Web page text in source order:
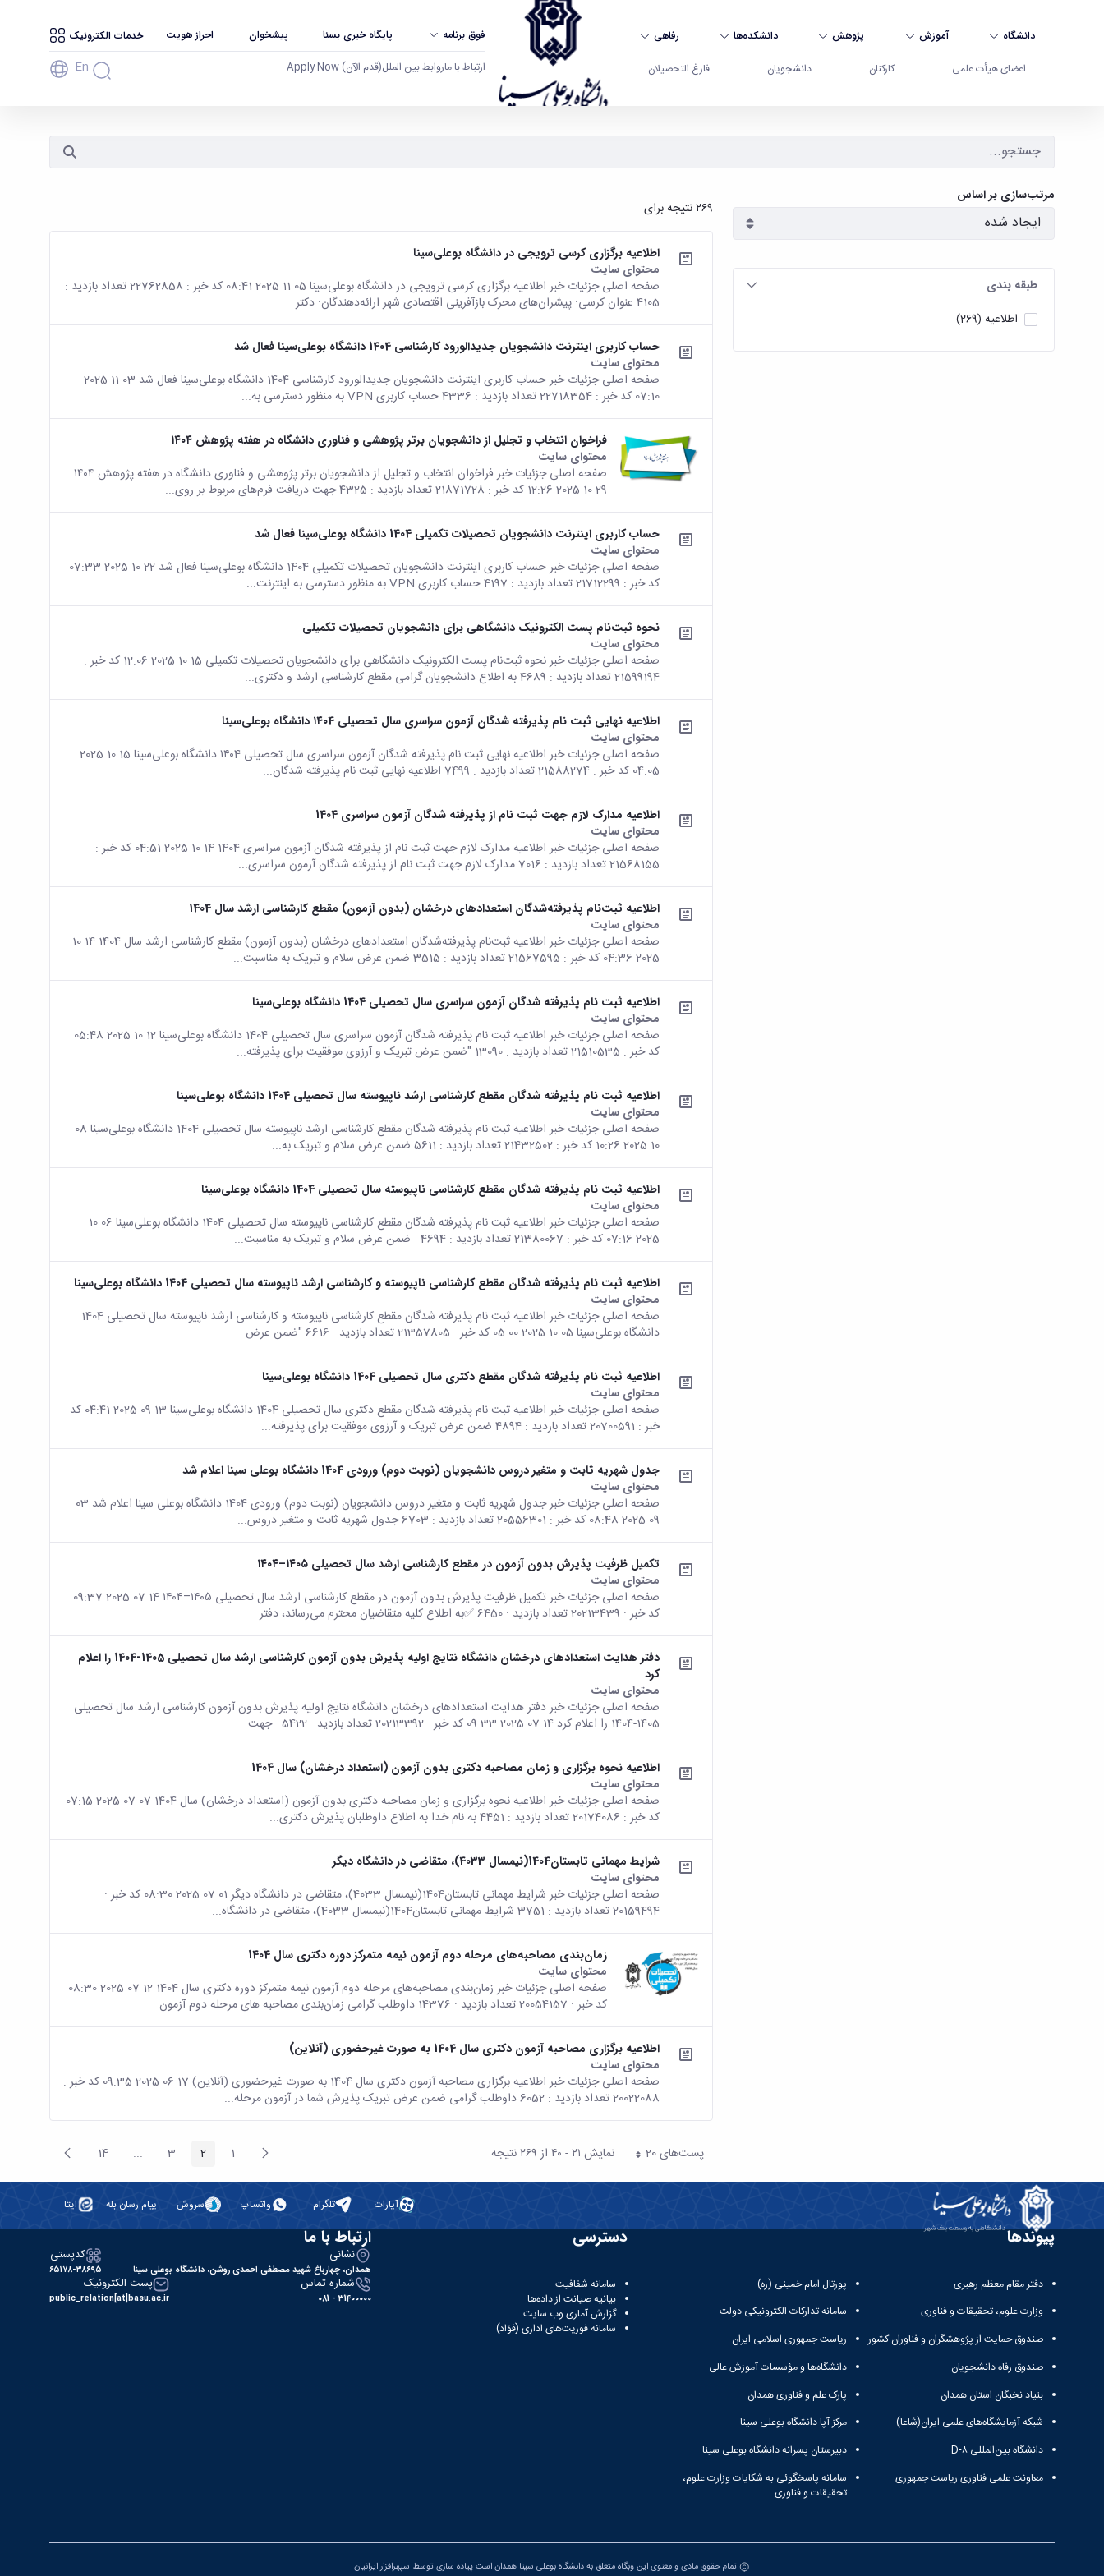
دانشگاه آموزش پژوهش دانشکده‌ها رفاهی
اعضای هیأت علمی کارکنان دانشجویان فارغ التحصیلان
فوق برنامه پایگاه خبری بسنا پیشخوان احراز هویت خدمات الکترونیک
ارتباط با ماروابط بین الملل(قدم الآن) Apply Now En
مرتب‌سازی بر اساس
طبقه بندی
اطلاعیه (269)
۲۶۹ نتیجه برای
اطلاعیه برگزاری کرسی ترویجی در دانشگاه بوعلی‌سینا
محتوای سایت
صفحه اصلی جزئیات خبر اطلاعیه برگزاری کرسی ترویجی در دانشگاه بوعلی‌سینا 05 11 2025 08:41 کد خبر : 22762858 تعداد بازدید :
4105 عنوان کرسی: پیشران‌های محرک بازآفرینی اقتصادی شهر ارائه‌دهندگان: دکتر...
حساب کاربری اینترنت دانشجویان جدیدالورود کارشناسی 1404 دانشگاه بوعلی‌سینا فعال شد
محتوای سایت
صفحه اصلی جزئیات خبر حساب کاربری اینترنت دانشجویان جدیدالورود کارشناسی 1404 دانشگاه بوعلی‌سینا فعال شد 03 11 2025
07:10 کد خبر : 22718354 تعداد بازدید : 4336 حساب کاربری VPN به منظور دسترسی به...
فراخوان انتخاب و تجلیل از دانشجویان برتر پژوهشی و فناوری دانشگاه در هفته پژوهش ۱۴۰۴
محتوای سایت
صفحه اصلی جزئیات خبر فراخوان انتخاب و تجلیل از دانشجویان برتر پژوهشی و فناوری دانشگاه در هفته پژوهش ۱۴۰۴
29 10 2025 12:26 کد خبر : 21871728 تعداد بازدید : 4325 جهت دریافت فرم‌های مربوط بر روی...
حساب کاربری اینترنت دانشجویان تحصیلات تکمیلی 1404 دانشگاه بوعلی‌سینا فعال شد
محتوای سایت
صفحه اصلی جزئیات خبر حساب کاربری اینترنت دانشجویان تحصیلات تکمیلی 1404 دانشگاه بوعلی‌سینا فعال شد 22 10 2025 07:33
کد خبر : 21712299 تعداد بازدید : 4197 حساب کاربری VPN به منظور دسترسی به اینترنت...
نحوه ثبت‌نام پست الکترونیک دانشگاهی برای دانشجویان تحصیلات تکمیلی
محتوای سایت
صفحه اصلی جزئیات خبر نحوه ثبت‌نام پست الکترونیک دانشگاهی برای دانشجویان تحصیلات تکمیلی 15 10 2025 12:06 کد خبر :
21599194 تعداد بازدید : 4689 به اطلاع دانشجویان گرامی مقطع کارشناسی ارشد و دکتری...
اطلاعیه نهایی ثبت نام پذیرفته شدگان آزمون سراسری سال تحصیلی ۱۴۰4 دانشگاه بوعلی‌سینا
محتوای سایت
صفحه اصلی جزئیات خبر اطلاعیه نهایی ثبت نام پذیرفته شدگان آزمون سراسری سال تحصیلی ۱۴۰4 دانشگاه بوعلی‌سینا 15 10 2025
04:05 کد خبر : 21588274 تعداد بازدید : 7499 اطلاعیه نهایی ثبت نام پذیرفته شدگان...
اطلاعیه مدارک لازم جهت ثبت نام از پذیرفته شدگان آزمون سراسری 1404
محتوای سایت
صفحه اصلی جزئیات خبر اطلاعیه مدارک لازم جهت ثبت نام از پذیرفته شدگان آزمون سراسری 1404 14 10 2025 04:51 کد خبر :
21568155 تعداد بازدید : 7016 مدارک لازم جهت ثبت نام از پذیرفته شدگان آزمون سراسری...
اطلاعیه ثبت‌نام پذیرفته‌شدگان استعدادهای درخشان (بدون آزمون) مقطع کارشناسی ارشد سال 1404
محتوای سایت
صفحه اصلی جزئیات خبر اطلاعیه ثبت‌نام پذیرفته‌شدگان استعدادهای درخشان (بدون آزمون) مقطع کارشناسی ارشد سال 1404 14 10
2025 04:36 کد خبر : 21567595 تعداد بازدید : 3515 ضمن عرض سلام و تبریک به مناسبت...
اطلاعیه ثبت نام پذیرفته شدگان آزمون سراسری سال تحصیلی 1404 دانشگاه بوعلی‌سینا
محتوای سایت
صفحه اصلی جزئیات خبر اطلاعیه ثبت نام پذیرفته شدگان آزمون سراسری سال تحصیلی 1404 دانشگاه بوعلی‌سینا 12 10 2025 05:48
کد خبر : 21510535 تعداد بازدید : 13090 "ضمن عرض تبریک و آرزوی موفقیت برای پذیرفته...
اطلاعیه ثبت نام پذیرفته شدگان مقطع کارشناسی ارشد ناپیوسته سال تحصیلی 1404 دانشگاه بوعلی‌سینا
محتوای سایت
صفحه اصلی جزئیات خبر اطلاعیه ثبت نام پذیرفته شدگان مقطع کارشناسی ارشد ناپیوسته سال تحصیلی 1404 دانشگاه بوعلی‌سینا 08
10 2025 10:26 کد خبر : 21432502 تعداد بازدید : 5611 ضمن عرض سلام و تبریک به...
اطلاعیه ثبت نام پذیرفته شدگان مقطع کارشناسی ناپیوسته سال تحصیلی 1404 دانشگاه بوعلی‌سینا
محتوای سایت
صفحه اصلی جزئیات خبر اطلاعیه ثبت نام پذیرفته شدگان مقطع کارشناسی ناپیوسته سال تحصیلی 1404 دانشگاه بوعلی‌سینا 06 10
2025 07:16 کد خبر : 21380067 تعداد بازدید : 4694 ضمن عرض سلام و تبریک به مناسبت...
اطلاعیه ثبت نام پذیرفته شدگان مقطع کارشناسی ناپیوسته و کارشناسی ارشد ناپیوسته سال تحصیلی 1404 دانشگاه بوعلی‌سینا
محتوای سایت
صفحه اصلی جزئیات خبر اطلاعیه ثبت نام پذیرفته شدگان مقطع کارشناسی ناپیوسته و کارشناسی ارشد ناپیوسته سال تحصیلی 1404
دانشگاه بوعلی‌سینا 05 10 2025 05:00 کد خبر : 21357805 تعداد بازدید : 6616 "ضمن عرض...
اطلاعیه ثبت نام پذیرفته شدگان مقطع دکتری سال تحصیلی 1404 دانشگاه بوعلی‌سینا
محتوای سایت
صفحه اصلی جزئیات خبر اطلاعیه ثبت نام پذیرفته شدگان مقطع دکتری سال تحصیلی 1404 دانشگاه بوعلی‌سینا 13 09 2025 04:41 کد
خبر : 20700591 تعداد بازدید : 4894 ضمن عرض تبریک و آرزوی موفقیت برای پذیرفته...
جدول شهریه ثابت و متغیر دروس دانشجویان (نوبت دوم) ورودی 1404 دانشگاه بوعلی سینا اعلام شد
محتوای سایت
صفحه اصلی جزئیات خبر جدول شهریه ثابت و متغیر دروس دانشجویان (نوبت دوم) ورودی 1404 دانشگاه بوعلی سینا اعلام شد 03
09 2025 08:48 کد خبر : 20556301 تعداد بازدید : 6703 جدول شهریه ثابت و متغیر دروس...
تکمیل ظرفیت پذیرش بدون آزمون در مقطع کارشناسی ارشد سال تحصیلی ۱۴۰۵–۱۴۰۴
محتوای سایت
صفحه اصلی جزئیات خبر تکمیل ظرفیت پذیرش بدون آزمون در مقطع کارشناسی ارشد سال تحصیلی ۱۴۰۵–۱۴۰۴ 14 07 2025 09:37
کد خبر : 20213439 تعداد بازدید : 6450 ✅به اطلاع کلیه متقاضیان محترم می‌رساند، دفتر...
دفتر هدایت استعدادهای درخشان دانشگاه نتایج اولیه پذیرش بدون آزمون کارشناسی ارشد سال تحصیلی 1405-1404 را اعلام
کرد
محتوای سایت
صفحه اصلی جزئیات خبر دفتر هدایت استعدادهای درخشان دانشگاه نتایج اولیه پذیرش بدون آزمون کارشناسی ارشد سال تحصیلی
1405-1404 را اعلام کرد 14 07 2025 09:33 کد خبر : 20213392 تعداد بازدید : 5422 جهت...
اطلاعیه نحوه برگزاری و زمان مصاحبه دکتری بدون آزمون (استعداد درخشان) سال 1404
محتوای سایت
صفحه اصلی جزئیات خبر اطلاعیه نحوه برگزاری و زمان مصاحبه دکتری بدون آزمون (استعداد درخشان) سال 1404 07 07 2025 07:15
کد خبر : 20174086 تعداد بازدید : 4451 به نام خدا به اطلاع داوطلبان پذیرش دکتری...
شرایط مهمانی تابستان1404(نیمسال 4033)، متقاضی در دانشگاه دیگر
محتوای سایت
صفحه اصلی جزئیات خبر شرایط مهمانی تابستان1404(نیمسال 4033)، متقاضی در دانشگاه دیگر 01 07 2025 08:30 کد خبر :
20159494 تعداد بازدید : 3751 شرایط مهمانی تابستان1404(نیمسال 4033)، متقاضی در دانشگاه...
زمان‌بندی مصاحبه‌های مرحله دوم آزمون نیمه متمرکز دوره دکتری سال 1404
محتوای سایت
صفحه اصلی جزئیات خبر زمان‌بندی مصاحبه‌های مرحله دوم آزمون نیمه متمرکز دوره دکتری سال 1404 12 07 2025 08:30
کد خبر : 20054157 تعداد بازدید : 14376 داوطلب گرامی زمان‌بندی مصاحبه های مرحله دوم آزمون...
اطلاعیه برگزاری مصاحبه آزمون دکتری سال 1404 به صورت غیرحضوری (آنلاین)
محتوای سایت
صفحه اصلی جزئیات خبر اطلاعیه برگزاری مصاحبه آزمون دکتری سال 1404 به صورت غیرحضوری (آنلاین) 17 06 2025 09:35 کد خبر :
20022088 تعداد بازدید : 6052 داوطلب گرامی ضمن عرض تبریک پذیرش شما در آزمون مرحله...
پست‌‌های 20هر صفحه نمایش ۲۱ - ۴۰ از ۲۶۹ نتیجه پیغام
قبلی صفحه1 صفحه2 صفحه3
...
Intermediate Pages
صفحه14 صفحه
بعد
آپارات تلگرام واتساپ سروش پیام رسان بله ایتا
پیوندها
دفتر مقام معظم رهبری
وزارت علوم، تحقیقات و فناوری
صندوق حمایت از پژوهشگران و فناوران کشور
صندوق رفاه دانشجویان
بنیاد نخبگان استان همدان
شبکه آزمایشگاه‌های علمی ایران(شاعا)
دانشگاه بین‌المللی D-۸
معاونت علمی فناوری ریاست جمهوری
پورتال امام خمینی (ره)
سامانه تدارکات الکترونیکی دولت
ریاست جمهوری اسلامی ایران
دانشگاه‌ها و مؤسسات آموزش عالی
پارک علم و فناوری همدان
مرکز آپا دانشگاه بوعلی سینا
دبیرستان پسرانه دانشگاه بوعلی سینا
سامانه پاسخگوئی به شکایات وزارت علوم،
تحقیقات و فناوری
دسترسی
سامانه شفافیت
بیانیه صیانت از داده‌ها
گزارش آماری وب‌ سایت
سامانه فوریت‌های اداری (فؤاد)
ارتباط با ما
نشانی
همدان، چهارباغ شهید مصطفی احمدی روشن، دانشگاه بوعلی سینا
کدپستی
۶۵۱۷۸-۳۸۶۹۵
شماره تماس
31400000 - 081
پست الکترونیک
public_relation[at]basu.ac.ir
تمام حقوق مادی و معنوی این وبگاه متعلق به دانشگاه بوعلی سینا همدان است.پیاده سازی توسط سپهرافزار ایرانیان